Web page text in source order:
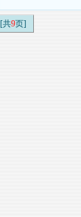
[共9页]